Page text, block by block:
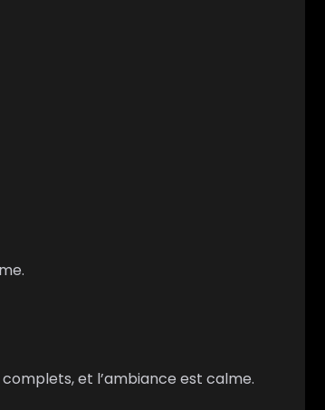
et l’ambiance est calme.